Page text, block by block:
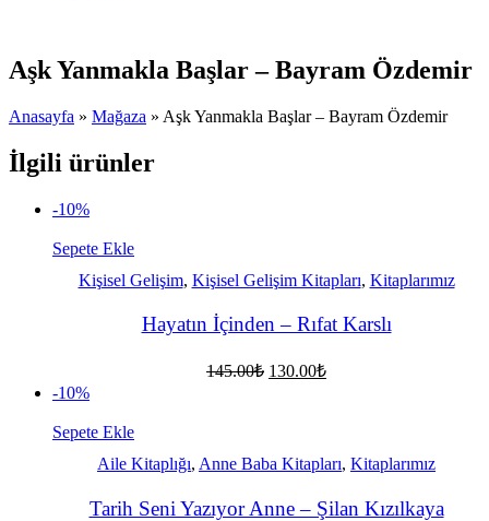
Aşk Yanmakla Başlar – Bayram Özdemir
Anasayfa » Mağaza » Aşk Yanmakla Başlar – Bayram Özdemir
İlgili ürünler
-10%
Sepete Ekle
Kişisel Gelişim, Kişisel Gelişim Kitapları, Kitaplarımız
Hayatın İçinden – Rıfat Karslı
145.00₺ Orijinal
130.00₺Şu
-10%
Sepete Ekle
Aile Kitaplığı, Anne Baba Kitapları, Kitaplarımız
Tarih Seni Yazıyor Anne – Şilan Kızılkaya